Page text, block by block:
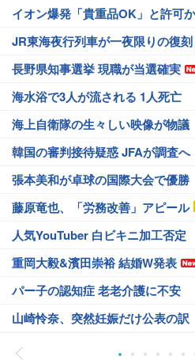
イオン爆発「貴重品OK」と許可か
JR東海夜行列車が一夜限りの復刻
長野県知事選挙 現職が当選確実
海水浴で3人が流される 1人死亡
海上自衛隊の生々しい映像が物議
韓国の審判接待疑惑 JFAが調査へ
張本美和が卓球の国際大会で優勝
藤原竜也、「労務改善」アピール
人気YouTuber 白ビキニ加工否定
重岡大毅&濱田崇裕 結婚W発表
パー子の認知症 老老介護に不安
山崎怜奈、突然妊娠だけ公表の訳